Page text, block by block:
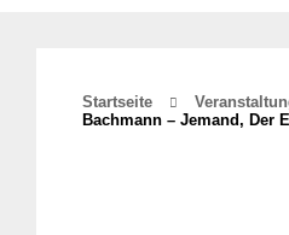
Startseite
Bachmann – Jemand, Der